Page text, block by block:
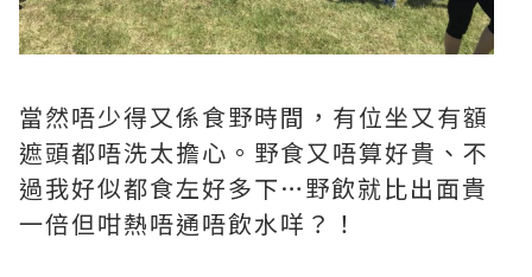
當然唔少得又係食野時間，有位坐又有額
遮頭都唔洗太擔心。野食又唔算好貴、不
過我好似都食左好多下…野飲就比出面貴
一倍但咁熱唔通唔飲水咩？！